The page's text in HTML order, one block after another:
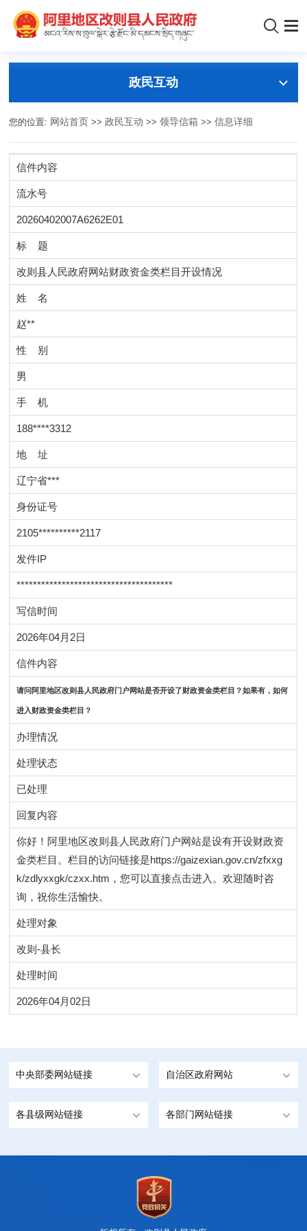
政民互动
您的位置: 网站首页 >>政民互动 >>领导信箱 >>信息详细
信件内容
流水号
20260402007A6262E01
标 题
改则县人民政府网站财政资金类栏目开设情况
姓 名
赵**
性 别
男
手 机
188****3312
地 址
辽宁省***
身份证号
2105**********2117
发件IP
**************************************
写信时间
2026年04月2日
信件内容
请问阿里地区改则县人民政府门户网站是否开设了财政资金类栏目？如果有，如何
进入 财政资金类栏目？
办理情况
处理状态
已处理
回复内容
你好！阿里地区改则县人民政府门户网站是设有开设财政资
金类栏目。栏目的访问链接是https://gaizexian.gov.cn/zfxxg
k/zdlyxxgk/czxx.htm，您可以直接点击进入。欢迎随时咨
询，祝你生活愉快。
处理对象
改则-县长
处理时间
2026年04月02日
中央部委网站链接 自治区政府网站
各县级网站链接 各部门网站链接